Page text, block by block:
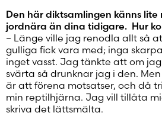
Den här diktsamlingen känns lite
jordnära än dina tidigare. Hur
– Länge ville jag renodla allt så
gulliga fick vara med; inga
inget vasst. Jag tänkte att om
svärta så drunknar jag i den.
är att förena motsatser, och då
min reptilhjärna. Jag vill tillåta
skriva det lättsmälta.